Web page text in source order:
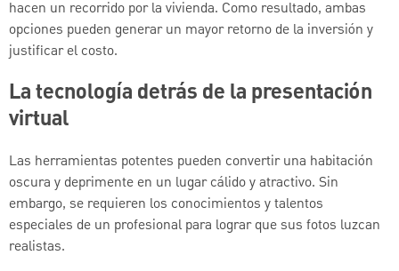
hacen un recorrido por la vivienda. Como resultado, ambas
opciones pueden generar un mayor retorno de la inversión y
justificar el costo.
La tecnología detrás de la presentación
virtual
Las herramientas potentes pueden convertir una habitación
oscura y deprimente en un lugar cálido y atractivo. Sin
embargo, se requieren los conocimientos y talentos
especiales de un profesional para lograr que sus fotos luzcan
realistas.